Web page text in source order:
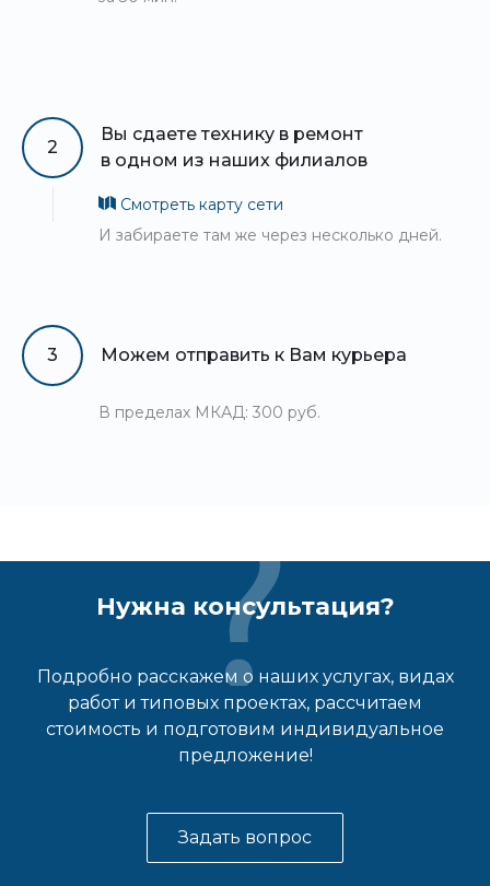
2
Вы сдаете технику в ремонт
в одном из наших филиалов
Смотреть карту сети
И забираете там же через несколько дней.
3 Можем отправить к Вам курьера
В пределах МКАД: 300 руб.
Нужна консультация?
Подробно расскажем о наших услугах, видах
работ и типовых проектах, рассчитаем
стоимость и подготовим индивидуальное
предложение!
Задать вопрос